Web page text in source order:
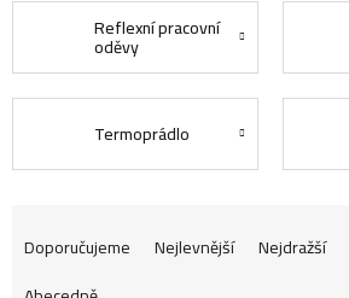
Reflexní pracovní
oděvy
Termoprádlo
Ř
Doporučujeme Nejlevnější Nejdražší